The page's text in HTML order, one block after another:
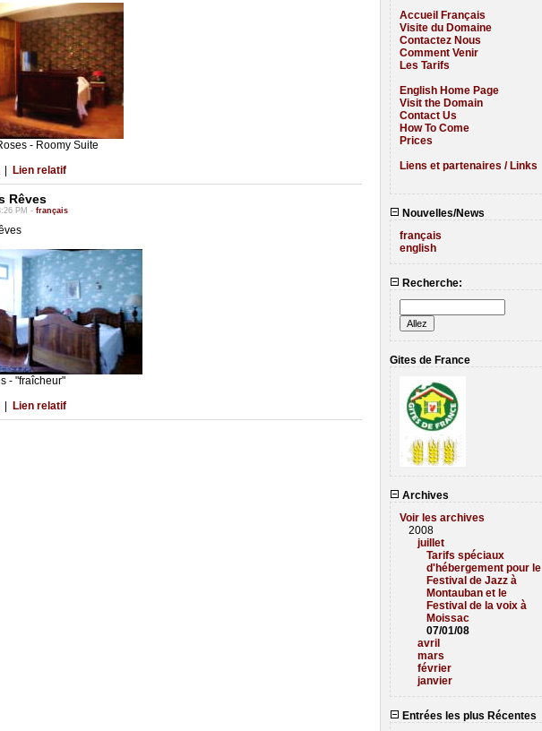
- Roomy Suite
Lien relatif
Rêves
PM - français
- "fraîcheur"
Lien relatif
Accueil Français
Visite du Domaine
Contactez Nous
Comment Venir
Les Tarifs
English Home Page
Visit the Domain
Contact Us
How To Come
Prices
Liens et partenaires / Links
Nouvelles/News
français
english
Recherche:
Gites de France
Archives
Voir les archives
2008
juillet
Tarifs spéciaux
d'hébergement pour le
Festival de Jazz à
Montauban et le
Festival de la voix à
Moissac
07/01/08
avril
mars
février
janvier
Entrées les plus Récentes